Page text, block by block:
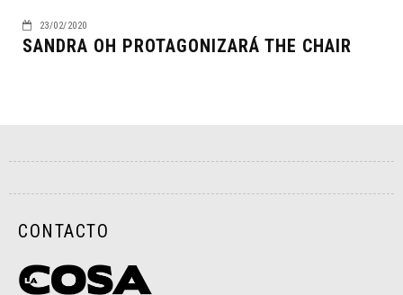
23/02/2020
SANDRA OH PROTAGONIZARÁ THE CHAIR
CONTACTO